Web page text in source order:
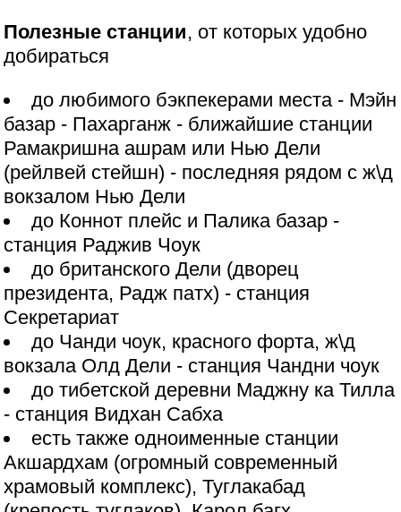
Полезные станции, от которых удобно
добираться
до любимого бэкпекерами места - Мэйн
базар - Пахарганж - ближайшие станции
Рамакришна ашрам или Нью Дели
(рейлвей стейшн) - последняя рядом с ж\д
вокзалом Нью Дели
до Коннот плейс и Палика базар -
станция Раджив Чоук
до британского Дели (дворец
президента, Радж патх) - станция
Секретариат
до Чанди чоук, красного форта, ж\д
вокзала Олд Дели - станция Чандни чоук
до тибетской деревни Маджну ка Тилла
- станция Видхан Сабха
есть также одноименные станции
Акшардхам (огромный современный
храмовый комплекс), Туглакабад